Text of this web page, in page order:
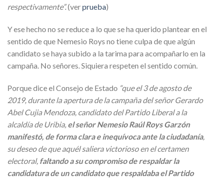
respectivamente”.(verprueba)
Y ese hecho no se reduce a lo que se ha querido plantear en el
sentido de que Nemesio Roys no tiene culpa de que algún
candidato se haya subido a la tarima para acompañarlo en la
campaña. No señores. Siquiera respeten el sentido común.
Porque dice el Consejo de Estado “que el 3 de agosto de
2019, durante la apertura de la campaña del señor Gerardo
Abel Cujia Mendoza, candidato del Partido Liberal a la
alcaldía de Uribia, el señor Nemesio Raúl Roys Garzón
manifestó, de forma clara e inequívoca ante la ciudadanía,
su deseo de que aquél saliera victorioso en el certamen
electoral, faltando a su compromiso de respaldar la
candidatura de un candidato que respaldaba el Partido